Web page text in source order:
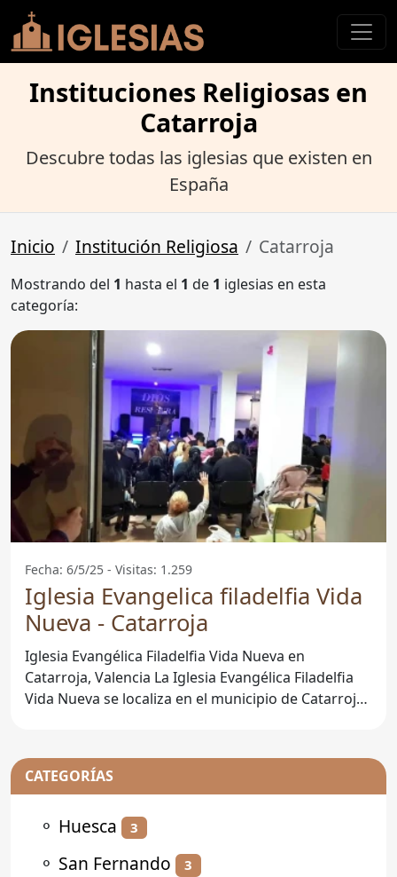
Instituciones Religiosas en
Catarroja
Descubre todas las iglesias que existen en
España
Inicio Institución Religiosa Catarroja
Mostrando del 1 hasta el 1 de 1 iglesias en esta
categoría:
Fecha: 6/5/25 - Visitas: 1.259
Iglesia Evangelica filadelfia Vida
Nueva - Catarroja
Iglesia Evangélica Filadelfia Vida Nueva en
Catarroja, Valencia La Iglesia Evangélica Filadelfia
Vida Nueva se localiza en el municipio de Catarroja,
CATEGORÍAS
⚬ Huesca 3
⚬ San Fernando 3